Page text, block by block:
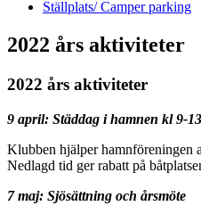
Ställplats/ Camper parking
2022 års aktiviteter
2022 års aktiviteter
9 april: Städdag i hamnen kl 9-
Klubben hjälper hamnföreningen
Nedlagd tid ger rabatt på
7 maj: Sjösättning och årsmöte